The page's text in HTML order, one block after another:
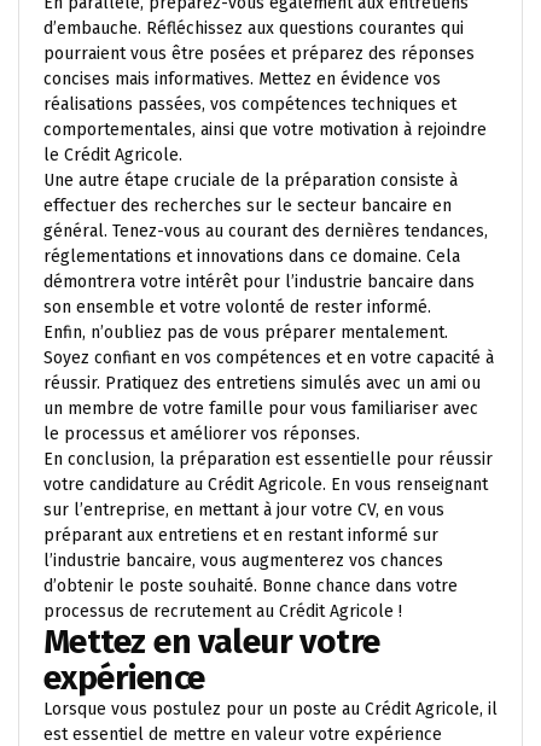
d’embauche. Réfléchissez aux questions courantes qui
pourraient vous être posées et préparez des réponses
concises mais informatives. Mettez en évidence vos
réalisations passées, vos compétences techniques et
comportementales, ainsi que votre motivation à rejoindre
le Crédit Agricole.
Une autre étape cruciale de la préparation consiste à
effectuer des recherches sur le secteur bancaire en
général. Tenez-vous au courant des dernières tendances,
réglementations et innovations dans ce domaine. Cela
démontrera votre intérêt pour l’industrie bancaire dans
son ensemble et votre volonté de rester informé.
Enfin, n’oubliez pas de vous préparer mentalement.
Soyez confiant en vos compétences et en votre capacité à
réussir. Pratiquez des entretiens simulés avec un ami ou
un membre de votre famille pour vous familiariser avec
le processus et améliorer vos réponses.
En conclusion, la préparation est essentielle pour réussir
votre candidature au Crédit Agricole. En vous renseignant
sur l’entreprise, en mettant à jour votre CV, en vous
préparant aux entretiens et en restant informé sur
l’industrie bancaire, vous augmenterez vos chances
d’obtenir le poste souhaité. Bonne chance dans votre
processus de recrutement au Crédit Agricole !
Mettez en valeur votre
expérience
Lorsque vous postulez pour un poste au Crédit Agricole, il
est essentiel de mettre en valeur votre expérience